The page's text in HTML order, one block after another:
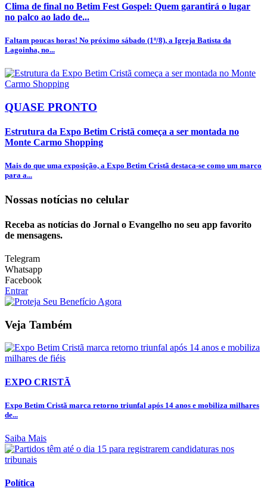
Clima de final no Betim Fest Gospel: Quem garantirá o lugar
no palco ao lado de...
Faltam poucas horas! No próximo sábado (1º/8), a Igreja Batista da
Lagoinha, no...
QUASE PRONTO
Estrutura da Expo Betim Cristã começa a ser montada no
Monte Carmo Shopping
Mais do que uma exposição, a Expo Betim Cristã destaca-se como um marco
para a...
Nossas notícias no celular
Receba as notícias do Jornal o Evangelho no seu app favorito
de mensagens.
Telegram
Whatsapp
Facebook
Entrar
Veja Também
EXPO CRISTÃ
Expo Betim Cristã marca retorno triunfal após 14 anos e mobiliza milhares
de...
Saiba Mais
Política